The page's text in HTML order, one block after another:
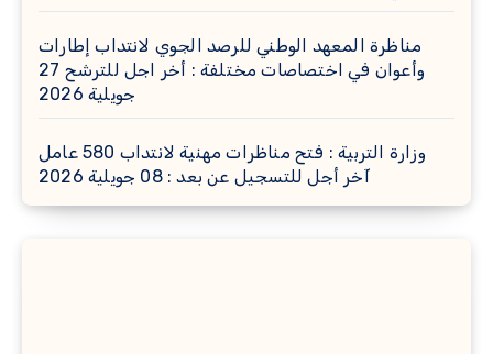
مناظرة المعهد الوطني للرصد الجوي لانتداب إطارات
وأعوان في اختصاصات مختلفة : أخر اجل للترشح 27
جويلية 2026
وزارة التربية : فتح مناظرات مهنية لانتداب 580 عامل
آخر أجل للتسجيل عن بعد : 08 جويلية 2026